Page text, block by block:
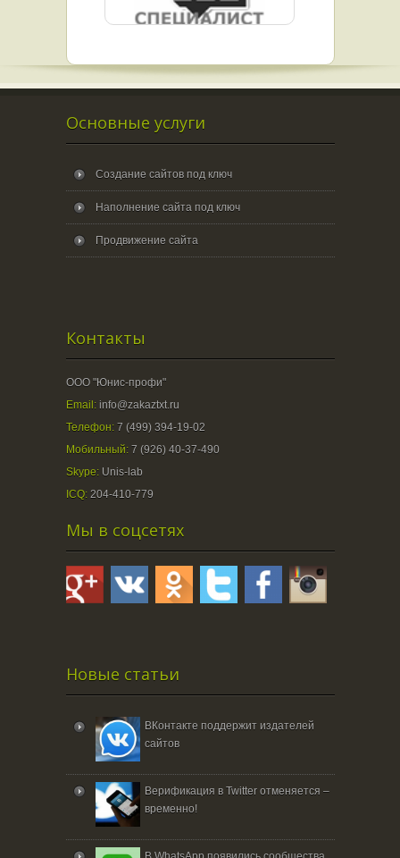
Основные услуги
Создание сайтов под ключ
Наполнение сайта под ключ
Продвижение сайта
Контакты
ООО "Юнис-профи"
Email: info@zakaztxt.ru
Телефон:7 (499) 394-19-02
Мобильный:7 (926) 40-37-490
Skype: Unis-lab
ICQ:204-410-779
Мы в соцсетях
Новые статьи
ВКонтакте поддержит издателей
сайтов
Верификация в Twitter отменяется –
временно!